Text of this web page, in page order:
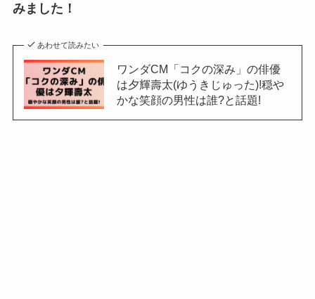
みました！
あわせて読みたい
ワンダCM「コクの深み」の俳優
は夕輝壽太(ゆうきじゅった)!穏や
かな笑顔の男性は誰?と話題!